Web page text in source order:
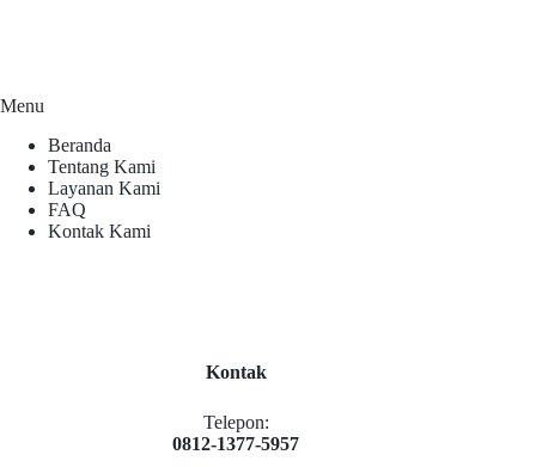
Menu
Beranda
Tentang Kami
Layanan Kami
FAQ
Kontak Kami
Kontak
Telepon:
0812-1377-5957